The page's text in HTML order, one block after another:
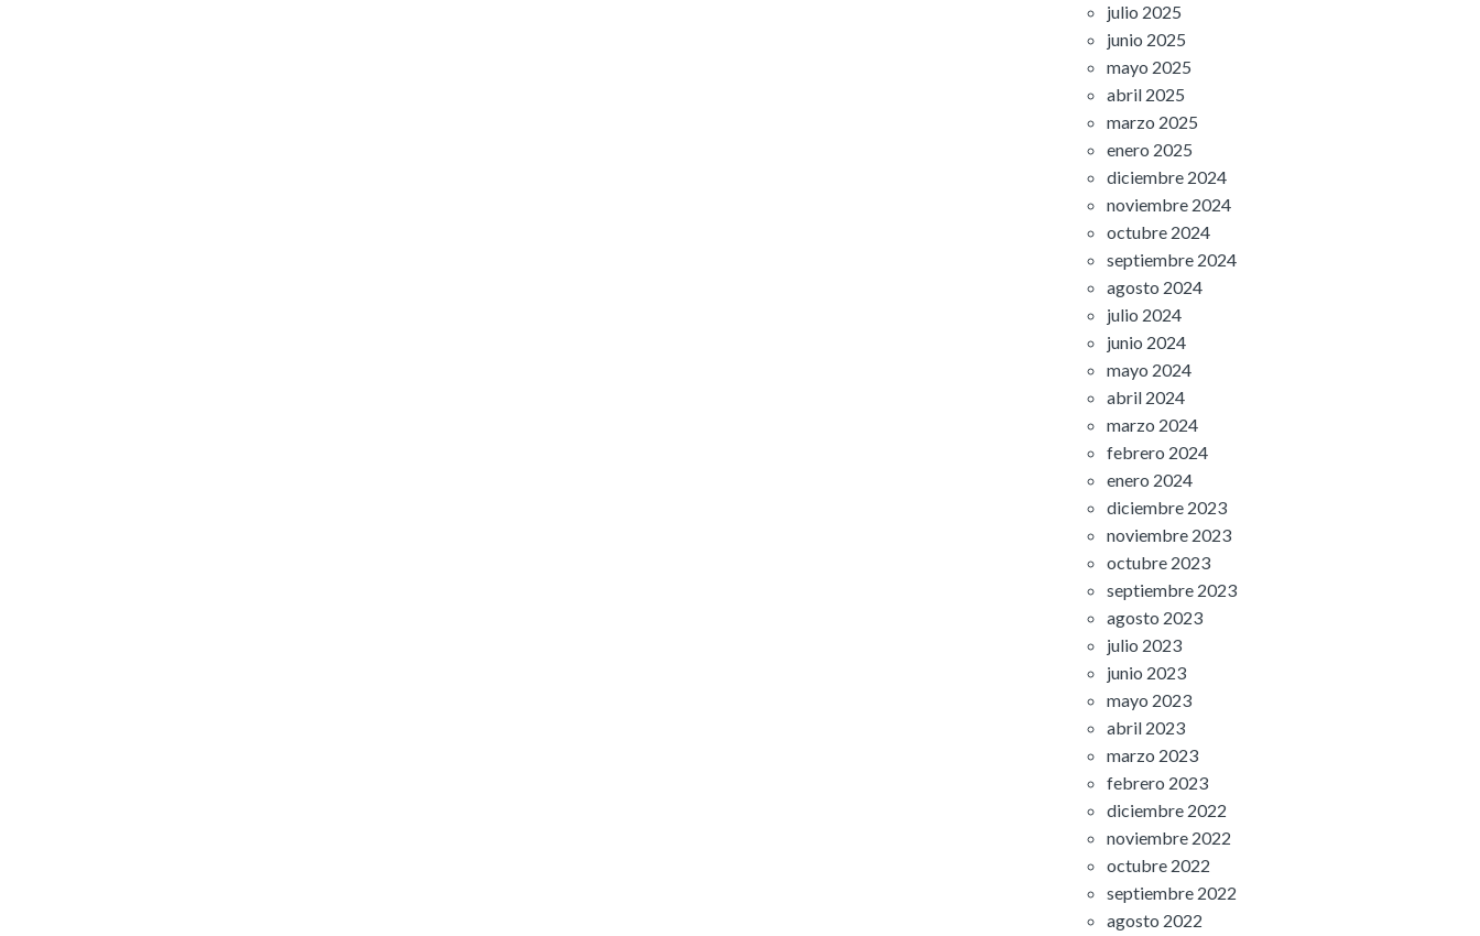
julio 2025
junio 2025
mayo 2025
abril 2025
marzo 2025
enero 2025
diciembre 2024
noviembre 2024
octubre 2024
septiembre 2024
agosto 2024
julio 2024
junio 2024
mayo 2024
abril 2024
marzo 2024
febrero 2024
enero 2024
diciembre 2023
noviembre 2023
octubre 2023
septiembre 2023
agosto 2023
julio 2023
junio 2023
mayo 2023
abril 2023
marzo 2023
febrero 2023
diciembre 2022
noviembre 2022
octubre 2022
septiembre 2022
agosto 2022